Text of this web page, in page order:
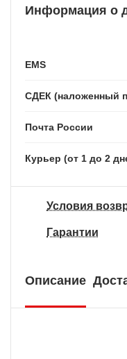
Информация о
EMS
СДЕК (наложенный
Почта России
Курьер (от 1 до 2
Условия
Гарантии
Описание